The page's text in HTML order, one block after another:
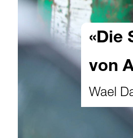
«Die
von
Wael